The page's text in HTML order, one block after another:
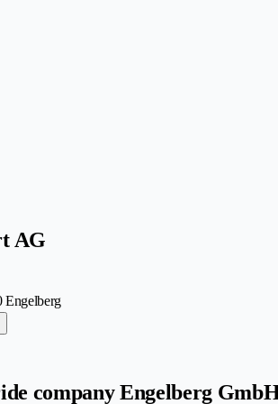
AG
Engelberg
company Engelberg